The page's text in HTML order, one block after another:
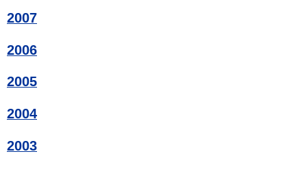
2007
2006
2005
2004
2003